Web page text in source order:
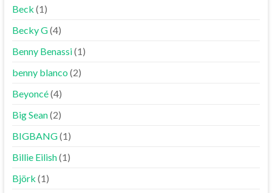
Beck (1)
Becky G(4)
Benny Benassi(1)
benny blanco(2)
Beyoncé(4)
Big Sean(2)
BIGBANG(1)
Billie Eilish(1)
Björk (1)